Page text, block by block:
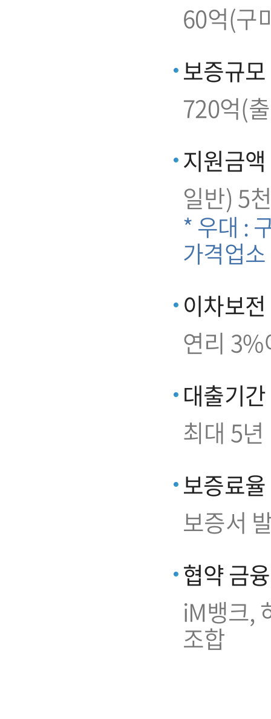
60억(구
보증규모
720억(
지원금액
일반) 5
* 우대 :
가격업소
이차보전
연리
대출기간
최대 5년
보증료율
보증서
협약 금
iM뱅크,
조합